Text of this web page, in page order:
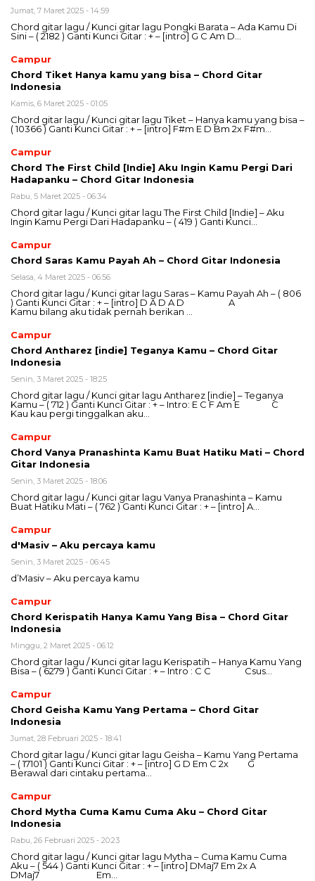
Jumat, 7 Maret 2025 - 14:59
Chord gitar lagu / Kunci gitar lagu Pongki Barata – Ada Kamu Di
Sini – ( 2182 ) Ganti Kunci Gitar : + – [intro] G C Am D…
Campur
Chord Tiket Hanya kamu yang bisa – Chord Gitar
Indonesia
Kamis, 6 Maret 2025 - 01:05
Chord gitar lagu / Kunci gitar lagu Tiket – Hanya kamu yang bisa –
( 10366 ) Ganti Kunci Gitar : + – [intro] F#m E D Bm 2x F#m…
Campur
Chord The First Child [Indie] Aku Ingin Kamu Pergi Dari
Hadapanku – Chord Gitar Indonesia
Rabu, 5 Maret 2025 - 06:34
Chord gitar lagu / Kunci gitar lagu The First Child [Indie] – Aku
Ingin Kamu Pergi Dari Hadapanku – ( 419 ) Ganti Kunci…
Campur
Chord Saras Kamu Payah Ah – Chord Gitar Indonesia
Selasa, 4 Maret 2025 - 06:56
Chord gitar lagu / Kunci gitar lagu Saras – Kamu Payah Ah – ( 806
) Ganti Kunci Gitar : + – [intro] D A D A D A
Kamu bilang aku tidak pernah berikan …
Campur
Chord Antharez [indie] Teganya Kamu – Chord Gitar
Indonesia
Senin, 3 Maret 2025 - 18:25
Chord gitar lagu / Kunci gitar lagu Antharez [indie] – Teganya
Kamu – ( 712 ) Ganti Kunci Gitar : + – Intro: E C F Am E C
Kau kau pergi tinggalkan aku…
Campur
Chord Vanya Pranashinta Kamu Buat Hatiku Mati – Chord
Gitar Indonesia
Senin, 3 Maret 2025 - 18:06
Chord gitar lagu / Kunci gitar lagu Vanya Pranashinta – Kamu
Buat Hatiku Mati – ( 762 ) Ganti Kunci Gitar : + – [intro] A…
Campur
d'Masiv – Aku percaya kamu
Senin, 3 Maret 2025 - 06:45
d’Masiv – Aku percaya kamu
Campur
Chord Kerispatih Hanya Kamu Yang Bisa – Chord Gitar
Indonesia
Minggu, 2 Maret 2025 - 06:12
Chord gitar lagu / Kunci gitar lagu Kerispatih – Hanya Kamu Yang
Bisa – ( 6279 ) Ganti Kunci Gitar : + – Intro : C C Csus…
Campur
Chord Geisha Kamu Yang Pertama – Chord Gitar
Indonesia
Jumat, 28 Februari 2025 - 18:41
Chord gitar lagu / Kunci gitar lagu Geisha – Kamu Yang Pertama
– ( 17101 ) Ganti Kunci Gitar : + – [intro] G D Em C 2x G
Berawal dari cintaku pertama…
Campur
Chord Mytha Cuma Kamu Cuma Aku – Chord Gitar
Indonesia
Rabu, 26 Februari 2025 - 20:23
Chord gitar lagu / Kunci gitar lagu Mytha – Cuma Kamu Cuma
Aku – ( 544 ) Ganti Kunci Gitar : + – [intro] DMaj7 Em 2x A
DMaj7 Em…